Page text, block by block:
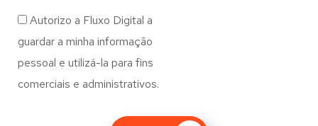
Autorizo a Fluxo Digital a
guardar a minha informação
pessoal e utilizá-la para fins
comerciais e administrativos.